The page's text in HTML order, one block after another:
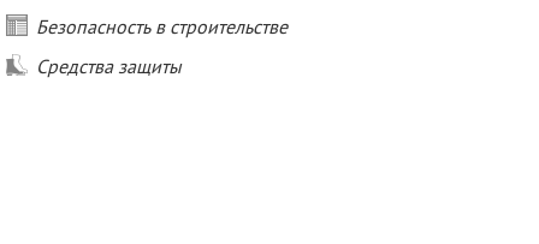
Безопасность в строительстве
Средства защиты